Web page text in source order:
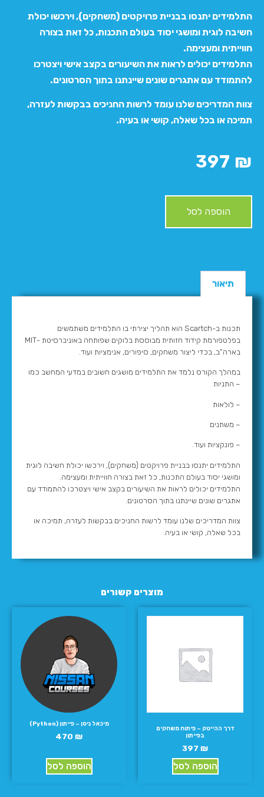
התלמידים יתנסו בבניית פרויקטים (משחקים), וירכשו יכולת
חשיבה לוגית ומושגי יסוד בעולם התכנות, כל זאת בצורה
חווייתית ומעצימה.
התלמידים יכולים לראות את השיעורים בקצב אישי ויצטרכו
להתמודד עם אתגרים שונים שיינתנו בתוך הסרטונים.
צוות המדריכים שלנו עומד לרשות החניכים בבקשות לעזרה,
תמיכה או בכל שאלה, קושי או בעיה.
397 ₪
הוספה לסל
מוצרים קשורים
דרך ההייטק – פיתוח משחקים
בפייתון
397 ₪
הוספה לסל
מיכאל ניסן – פייתון (Python)
470 ₪
הוספה לסל
תיאור
תכנות ב-Scartch הוא תהליך יצירתי בו התלמידים משתמשים
בפלטפורמת קידוד חזותית מבוססת בלוקים שפותחה באוניברסיטת -MIT
בארה”ב, בכדי ליצור משחקים, סיפורים, אנימציות ועוד.
במהלך הקורס נלמד את התלמידים מושגים חשובים במדעי המחשב כמו
– התניות
– לולאות
– משתנים
– פונקציות ועוד.
התלמידים יתנסו בבניית פרויקטים (משחקים), וירכשו יכולת חשיבה לוגית
ומושגי יסוד בעולם התכנות, כל זאת בצורה חווייתית ומעצימה.
התלמידים יכולים לראות את השיעורים בקצב אישי ויצטרכו להתמודד עם
אתגרים שונים שיינתנו בתוך הסרטונים.
צוות המדריכים שלנו עומד לרשות החניכים בבקשות לעזרה, תמיכה או
בכל שאלה, קושי או בעיה.